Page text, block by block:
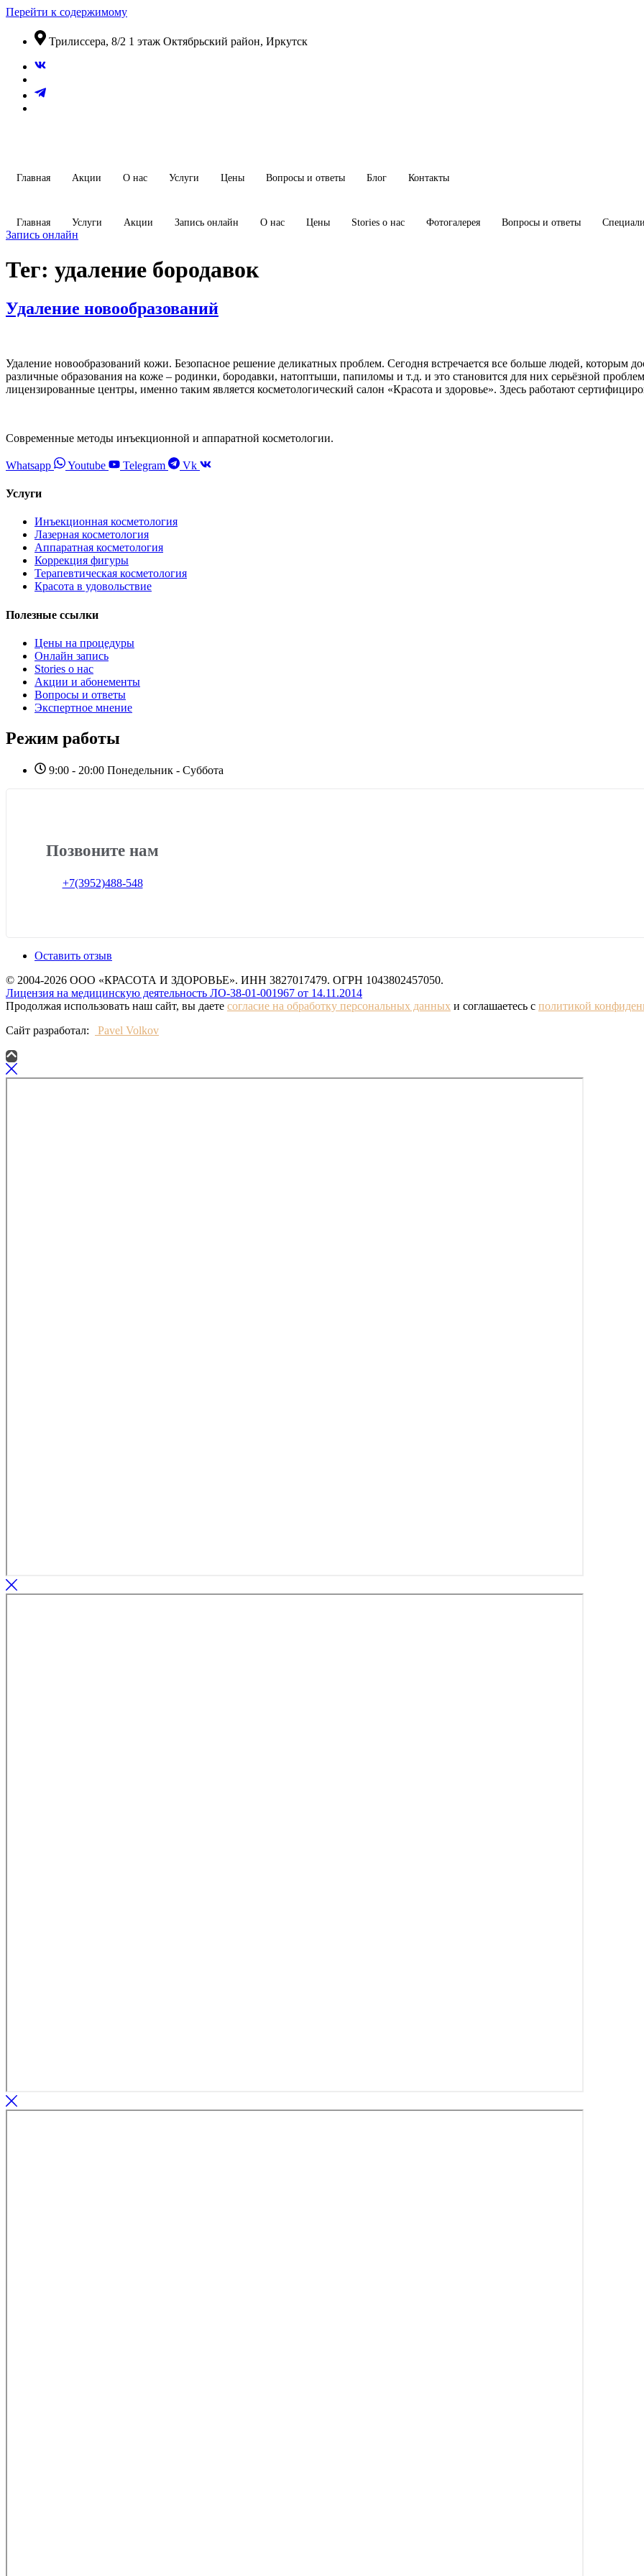
Перейти к содержимому
​Трилиссера, 8/2​ 1 этаж​ Октябрьский район, Иркутск
Главная Акции О нас Услуги Цены Вопросы и ответы Блог Контакты
Главная Услуги Акции Запись онлайн О нас Цены Stories о нас Фотогалерея Вопросы и ответы
Запись онлайн
Тег: удаление бородавок
Удаление новообразований
Удаление новообразований кожи. Безопасное решение деликатных проблем. Сегодня встречается все больше людей, которым
различные образования на коже – родинки, бородавки, натоптыши, папиломы и т.д. и это становится для них серьёзной
лицензированные центры, именно таким является косметологический салон «Красота и здоровье». Здесь работают
Современные методы инъекционной и аппаратной косметологии.
Whatsapp Youtube Telegram Vk
Услуги
Инъекционная косметология
Лазерная косметология
Аппаратная косметология
Коррекция фигуры
Терапевтическая косметология
Красота в удовольствие
Полезные ссылки
Цены на процедуры
Онлайн запись
Stories о нас
Акции и абонементы
Вопросы и ответы
Экспертное мнение
Режим работы
9:00 - 20:00 Понедельник - Суббота
Позвоните нам
+7(3952)488-548
Оставить отзыв
© 2004-2026 ООО «КРАСОТА И ЗДОРОВЬЕ». ИНН 3827017479. ОГРН 1043802457050.
Лицензия на медицинскую деятельность ЛО-38-01-001967 от 14.11.2014
Продолжая использовать наш сайт, вы даете согласие на обработку персональных данных и соглашаетесь с политикой
Сайт разработал:
Pavel Volkov